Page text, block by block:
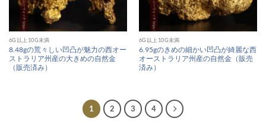
6G以上10G未満
8.48gの荒々しい凹凸が魅力の西オー
ストラリア州産の大きめの自然金
（販売済み）
6G以上10G未満
6.95gのきめの細かい凹凸が綺麗な西
オーストラリア州産の自然金（販売
済み）
1 2 3 4